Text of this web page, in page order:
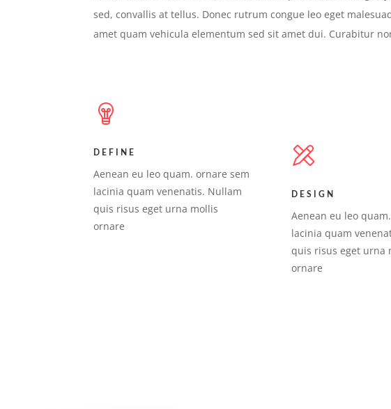
sed, convallis at tellus. Donec rutrum congue leo eget
amet quam vehicula elementum sed sit amet dui. Curabitur
DEFINE
Aenean eu leo quam. ornare sem
lacinia quam venenatis. Nullam
quis risus eget urna mollis
ornare
DESIGN
Aenean eu leo
lacinia quam
quis risus eget urna
ornare